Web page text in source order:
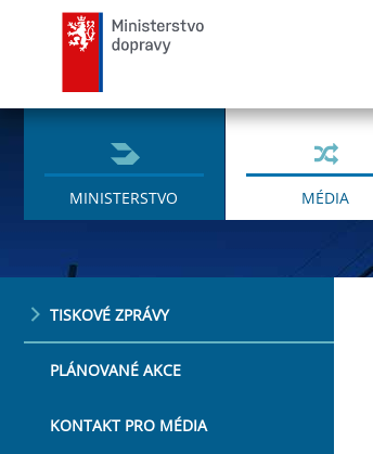
MINISTERSTVO MÉDIA
TISKOVÉ ZPRÁVY
PLÁNOVANÉ AKCE
KONTAKT PRO MÉDIA